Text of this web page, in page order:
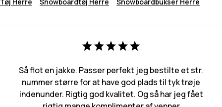
Så flot en jakke. Passer perfekt jeg bestilte et str.
nummer større for at have god plads til tyk trøje
indenunder. Rigtig god kvalitet. Og så har jeg fået